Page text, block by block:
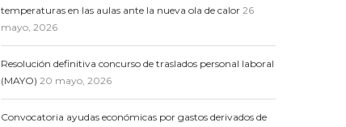
temperaturas en las aulas ante la nueva ola de calor 26
mayo, 2026
Resolución definitiva concurso de traslados personal laboral
(MAYO) 20 mayo, 2026
Convocatoria ayudas económicas por gastos derivados de